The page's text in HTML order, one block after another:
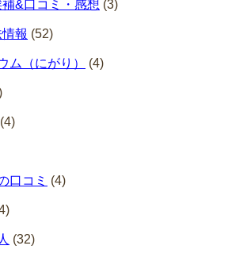
&口コミ・感想 (3)
報 (52)
ム（にがり） (4)
(4)
口コミ (4)
(32)